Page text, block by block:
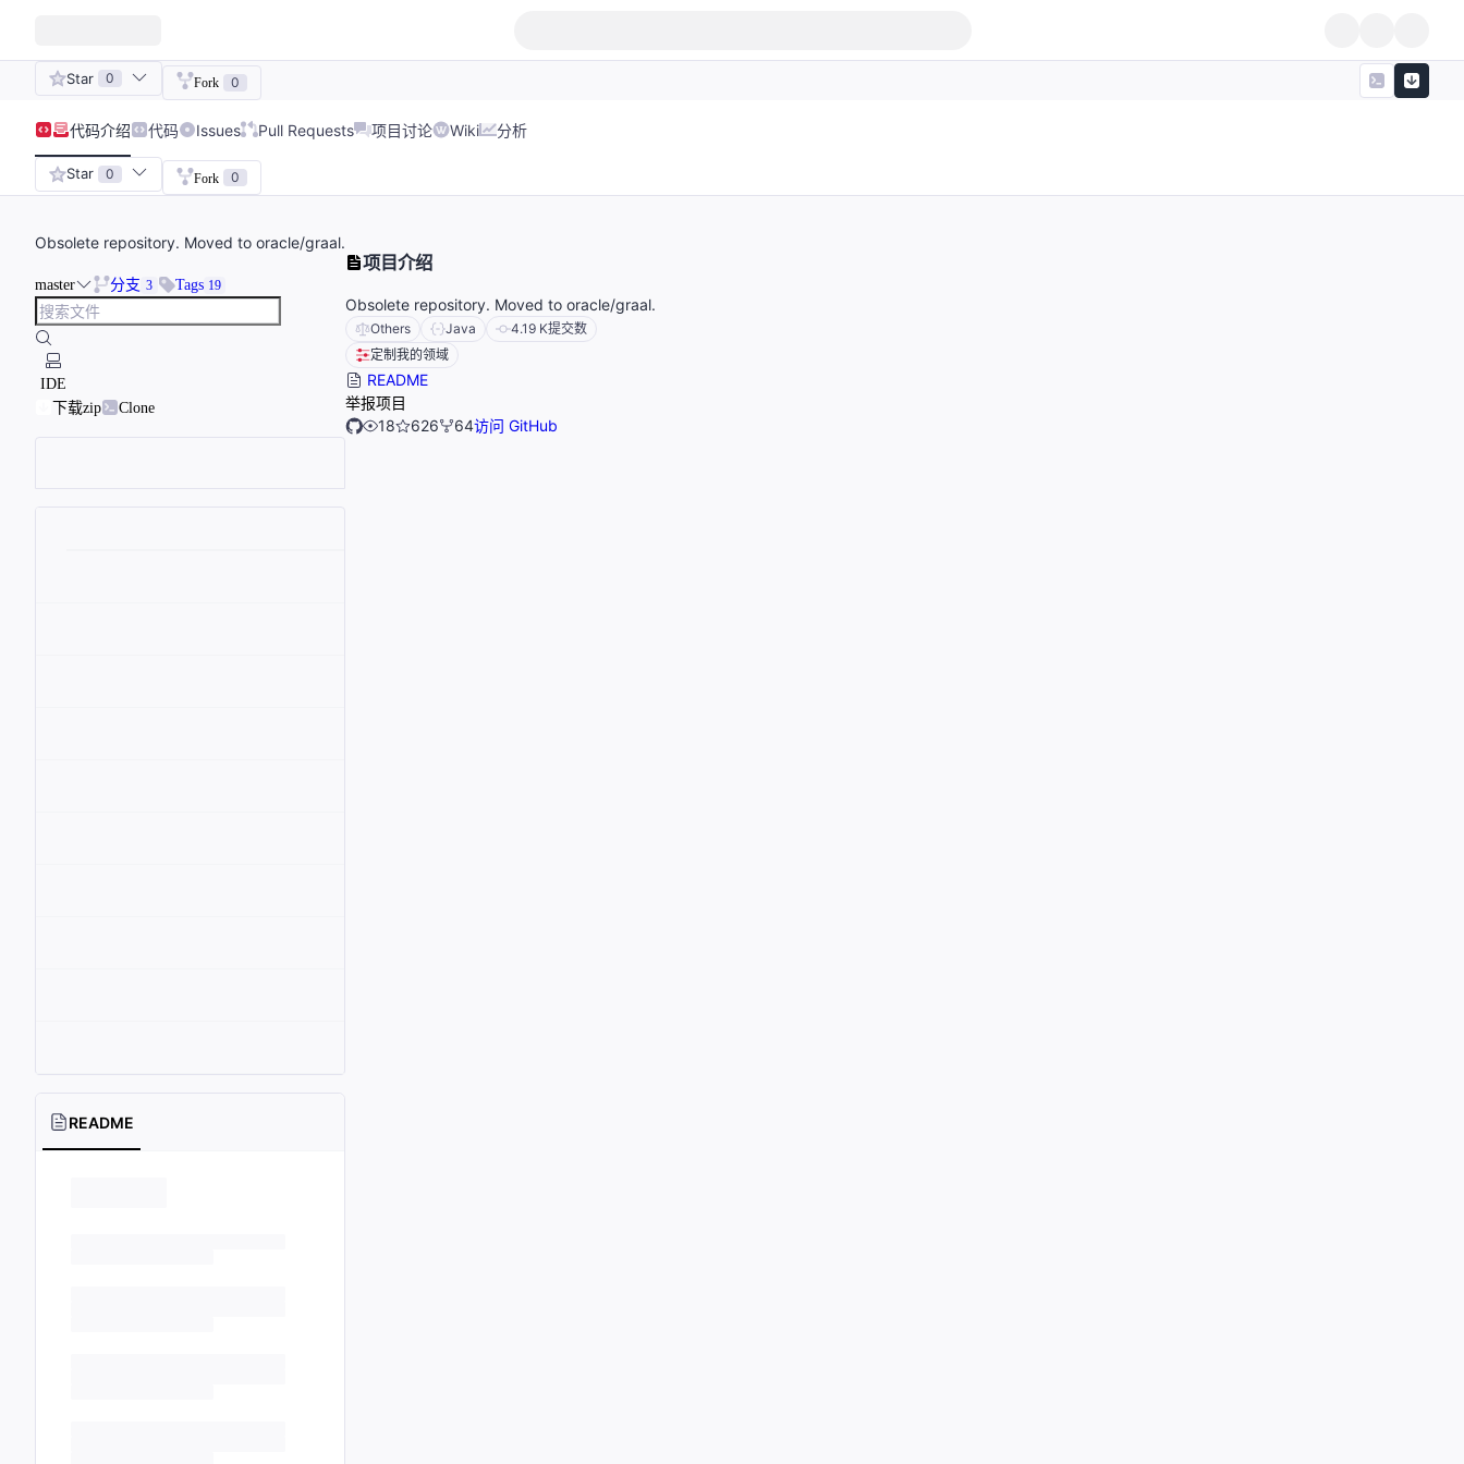
Star 0 Fork 0
代码介绍 代码 Issues Pull Requests 项目讨论 Wiki 分析
Star 0 Fork 0
Obsolete repository. Moved to oracle/graal.
master 分支 3 Tags 19
IDE
下载zip
Clone
README
项目介绍
Obsolete repository. Moved to oracle/graal.
Others Java 4.19 K提交数
定制我的领域
README
举报项目
18
626 64访问 GitHub